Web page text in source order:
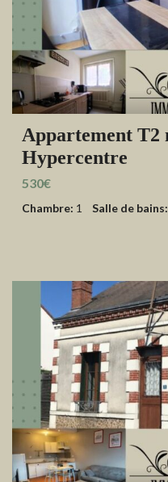
Appartement T2
Hypercentre
530€
Chambre: 1 Salle de bains: